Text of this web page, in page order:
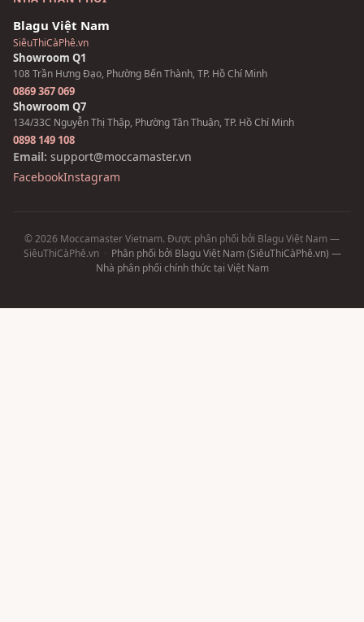
Blagu Việt Nam
SiêuThiCàPhê.vn
Showroom Q1
108 Trần Hưng Đạo, Phường Bến Thành, TP. Hồ Chí Minh
0869 367 069
Showroom Q7
134/33C Nguyễn Thị Thập, Phường Tân Thuận, TP. Hồ Chí Minh
0898 149 108
Email: support@moccamaster.vn
FacebookInstagram
© 2026 Moccamaster Vietnam. Được phân phối bởi Blagu Việt Nam —
SiêuThiCàPhê.vn · Phân phối bởi Blagu Việt Nam (SiêuThiCàPhê.vn) —
Nhà phân phối chính thức tại Việt Nam